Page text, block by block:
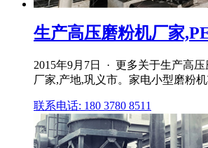
生产高压磨粉机厂家
2015年9月7日 · 更多关于生产高
厂家,产地,巩义市。家电小型磨粉
联系电话: 180 3780 8511